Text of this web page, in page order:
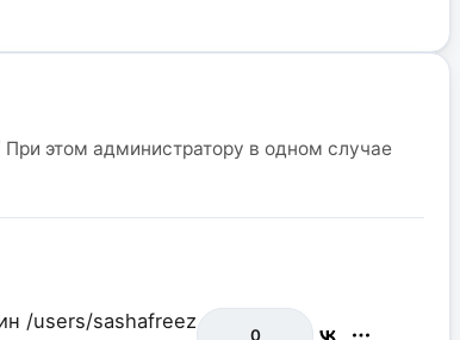
этом администратору в одном случае
/users/sashafreez
0